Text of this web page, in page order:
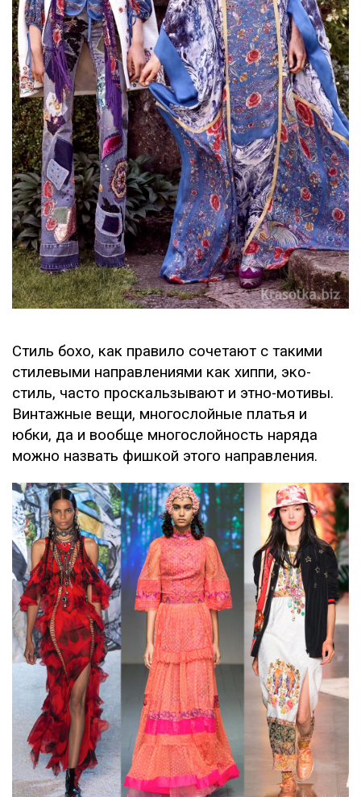
Стиль бохо, как правило сочетают с такими
стилевыми направлениями как хиппи, эко-
стиль, часто проскальзывают и этно-мотивы.
Винтажные вещи, многослойные платья и
юбки, да и вообще многослойность наряда
можно назвать фишкой этого направления.